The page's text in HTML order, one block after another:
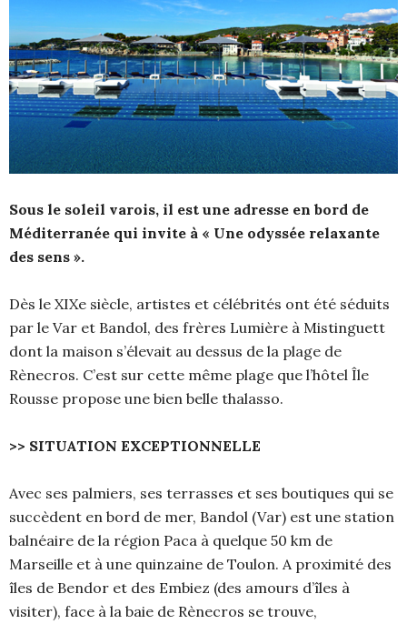
Sous le soleil varois, il est une adresse en bord de
Méditerranée qui invite à « Une odyssée relaxante
des sens ».
Dès le XIXe siècle, artistes et célébrités ont été séduits
par le Var et Bandol, des frères Lumière à Mistinguett
dont la maison s’élevait au dessus de la plage de
Rènecros. C’est sur cette même plage que l’hôtel Île
Rousse propose une bien belle thalasso.
>> SITUATION EXCEPTIONNELLE
Avec ses palmiers, ses terrasses et ses boutiques qui se
succèdent en bord de mer, Bandol (Var) est une station
balnéaire de la région Paca à quelque 50 km de
Marseille et à une quinzaine de Toulon. A proximité des
îles de Bendor et des Embiez (des amours d’îles à
visiter), face à la baie de Rènecros se trouve,